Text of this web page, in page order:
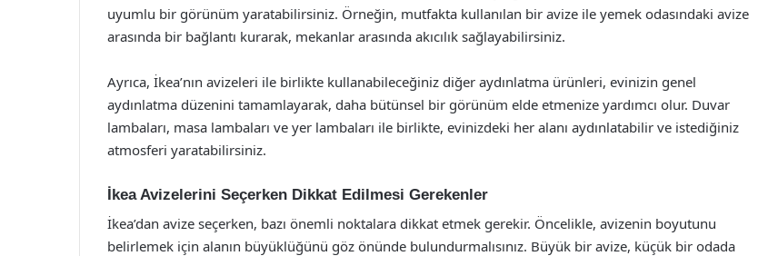
uyumlu bir görünüm yaratabilirsiniz. Örneğin, mutfakta kullanılan bir avize ile yemek odasındaki avize
arasında bir bağlantı kurarak, mekanlar arasında akıcılık sağlayabilirsiniz.
Ayrıca, İkea’nın avizeleri ile birlikte kullanabileceğiniz diğer aydınlatma ürünleri, evinizin genel
aydınlatma düzenini tamamlayarak, daha bütünsel bir görünüm elde etmenize yardımcı olur. Duvar
lambaları, masa lambaları ve yer lambaları ile birlikte, evinizdeki her alanı aydınlatabilir ve istediğiniz
atmosferi yaratabilirsiniz.
İkea Avizelerini Seçerken Dikkat Edilmesi Gerekenler
İkea’dan avize seçerken, bazı önemli noktalara dikkat etmek gerekir. Öncelikle, avizenin boyutunu
belirlemek için alanın büyüklüğünü göz önünde bulundurmalısınız. Büyük bir avize, küçük bir odada